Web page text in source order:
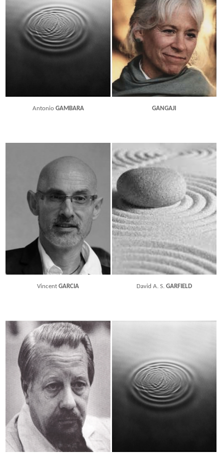
Antonio GAMBARA GANGAJI
VincentGARCIA David A. S. GARFIELD